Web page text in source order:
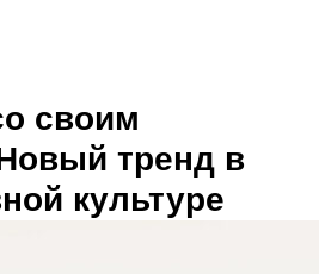
своим
тренд в
культуре